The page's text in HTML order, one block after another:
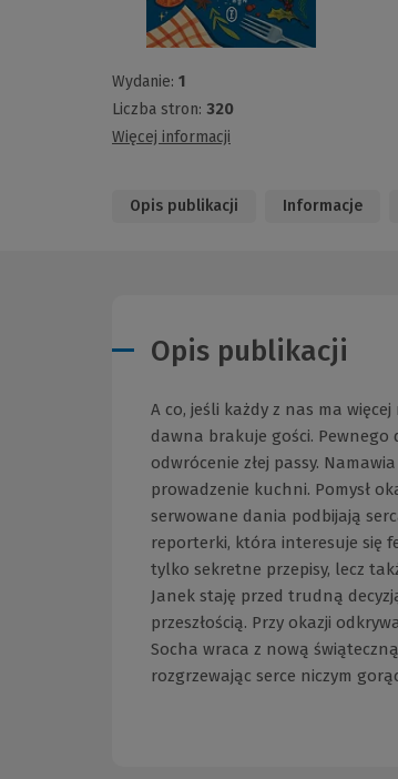
Wydanie: 1
Liczba stron: 320
Więcej informacji
Opis publikacji Informacje
Opis publikacji
A co, jeśli każdy z nas ma
dawna brakuje gości. Pewnego
odwrócenie złej passy.
prowadzenie kuchni. Pomysł
serwowane dania podbijają
reporterki, która interesuje się
tylko sekretne przepisy, lecz
Janek staję przed trudną
przeszłością. Przy okazji
Socha wraca z nową
rozgrzewając serce niczym